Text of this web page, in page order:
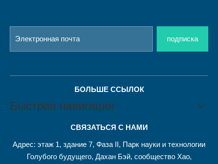
подписка
БОЛЬШЕ ССЫЛОК
Быстрая навигация
СВЯЗАТЬСЯ С НАМИ
Адрес: этаж 1, здание 7, Фаза II, Парк науки и технологии
Голубого будущего, Дахан Бэй, сообщество Хао,